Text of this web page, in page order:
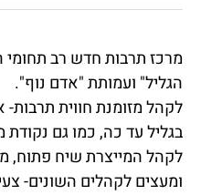
מרכז תרבות חדש רב תחומי
הגליל" ועמותת "אדם נוף".
לקהל מזומנת חווית תרבות-
בגליל עד כה, כמו גם נקודת
לקהל המייצרת שיח פתוח,
ומעצים לקהלים השונים-